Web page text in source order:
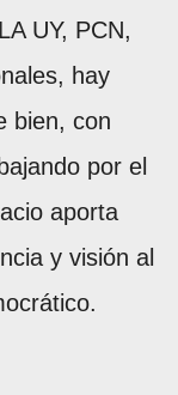
UY, PCN,
hay
bien, con
por el
aporta
y visión al